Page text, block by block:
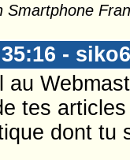
Smartphone
-
au
tes
dont tu